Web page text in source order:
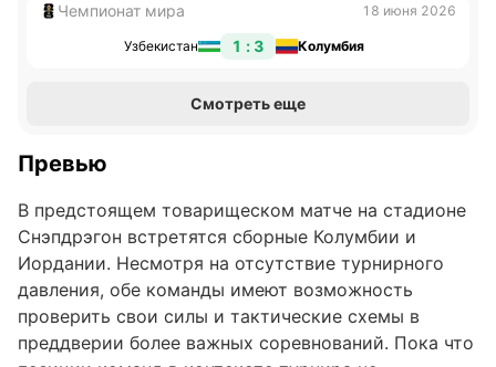
Чемпионат мира 18 июня 2026
Узбекистан 1 : 3 Колумбия
Смотреть еще
Превью
В предстоящем товарищеском матче на стадионе
Снэпдрэгон встретятся сборные Колумбии и
Иордании. Несмотря на отсутствие турнирного
давления, обе команды имеют возможность
проверить свои силы и тактические схемы в
преддверии более важных соревнований. Пока что